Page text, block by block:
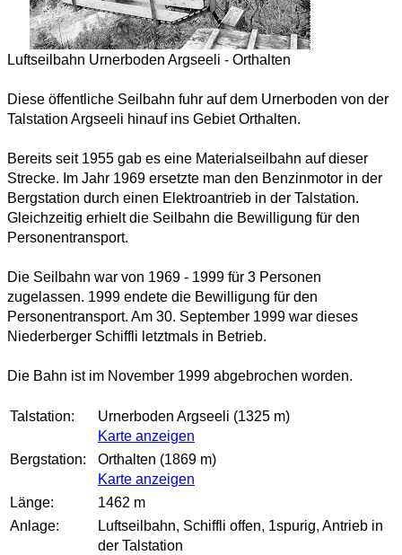
Luftseilbahn Urnerboden Argseeli - Orthalten
Diese öffentliche Seilbahn fuhr auf dem Urnerboden von der
Talstation Argseeli hinauf ins Gebiet Orthalten.
Bereits seit 1955 gab es eine Materialseilbahn auf dieser
Strecke. Im Jahr 1969 ersetzte man den Benzinmotor in der
Bergstation durch einen Elektroantrieb in der Talstation.
Gleichzeitig erhielt die Seilbahn die Bewilligung für den
Personentransport.
Die Seilbahn war von 1969 - 1999 für 3 Personen
zugelassen. 1999 endete die Bewilligung für den
Personentransport. Am 30. September 1999 war dieses
Niederberger Schiffli letztmals in Betrieb.
Die Bahn ist im November 1999 abgebrochen worden.
Talstation:
Urnerboden Argseeli (1325 m)
Karte anzeigen
Bergstation:
Orthalten (1869 m)
Karte anzeigen
Länge:
1462 m
Anlage:
Luftseilbahn, Schiffli offen, 1spurig, Antrieb in
der Talstation